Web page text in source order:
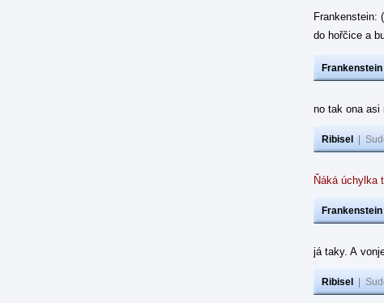
Frankenstein:
do hořčice a
Frankenstein
no tak ona
Ribisel
Ňáká úchylka
Frankenstein
já taky. A
Ribisel